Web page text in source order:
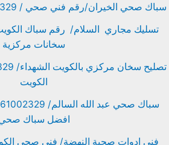
سباك صحي الخيران/رقم فني صحي / 61002329/ فني سباك صحي
سخانات مركزية
الكويت
افضل سباك